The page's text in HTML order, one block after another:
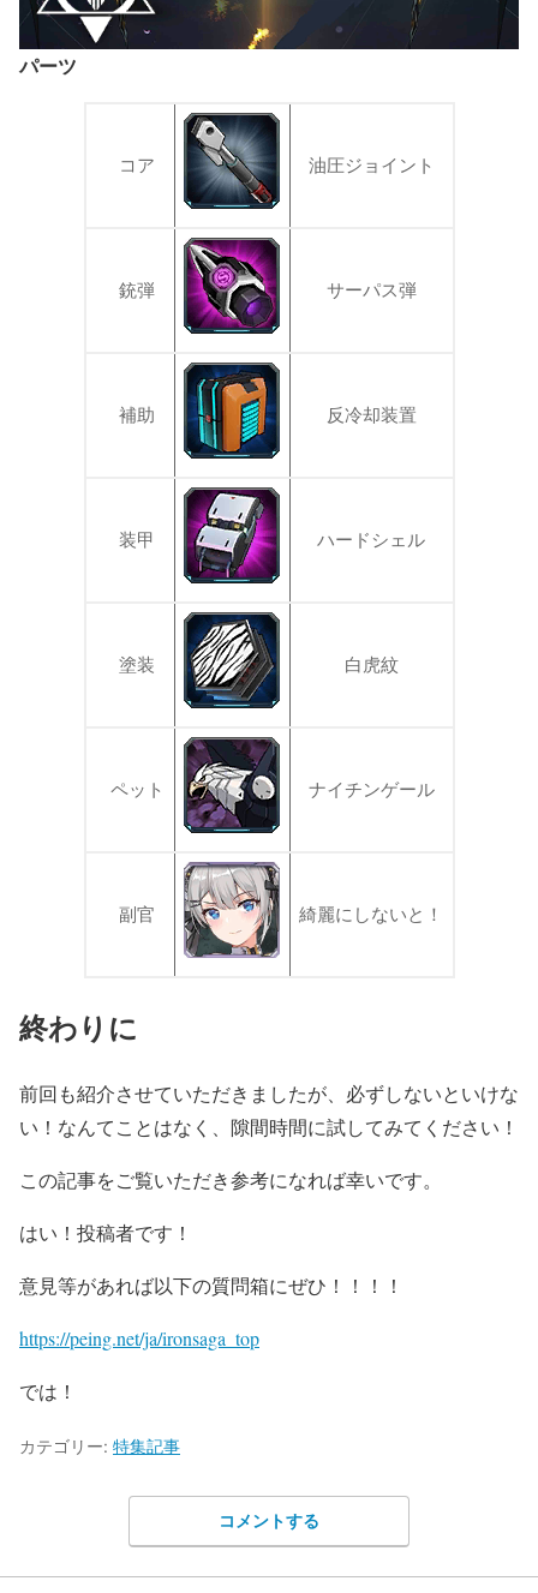
パーツ
コア 油圧ジョイント
銃弾 サーパス弾
補助 反冷却装置
装甲 ハードシェル
塗装 白虎紋
ペット ナイチンゲール
副官 綺麗にしないと！
終わりに
前回も紹介させていただきましたが、必ずしないといけな
い！なんてことはなく、隙間時間に試してみてください！
この記事をご覧いただき参考になれば幸いです。
はい！投稿者です！
意見等があれば以下の質問箱にぜひ！！！！
https://peing.net/ja/ironsaga_top
では！
カテゴリー: 特集記事
コメントする